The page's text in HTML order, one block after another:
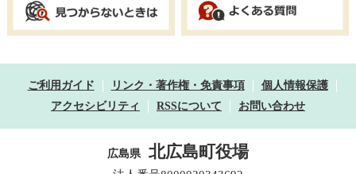
ご利用ガイド リンク・著作権・免責事項
個人情報保護
アクセシビリティ
RSSについて お問い合わせ
広島県 北広島町役場